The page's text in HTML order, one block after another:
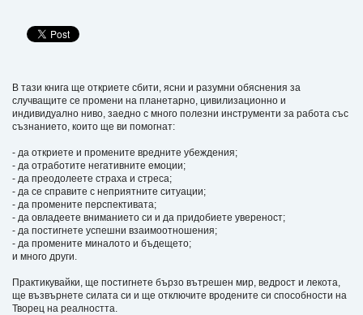
В тази книга ще откриете сбити, ясни и разумни обяснения за
случващите се промени на планетарно, цивилизационно и
индивидуално ниво, заедно с много полезни инструменти за работа със
съзнанието, които ще ви помогнат:
- да откриете и промените вредните убеждения;
- да отработите негативните емоции;
- да преодолеете страха и стреса;
- да се справите с неприятните ситуации;
- да промените перспективата;
- да овладеете вниманието си и да придобиете увереност;
- да постигнете успешни взаимоотношения;
- да промените миналото и бъдещето;
и много други.
Практикувайки, ще постигнете бързо вътрешен мир, ведрост и лекота,
ще възвърнете силата си и ще отключите вродените си способности на
Творец на реалността.